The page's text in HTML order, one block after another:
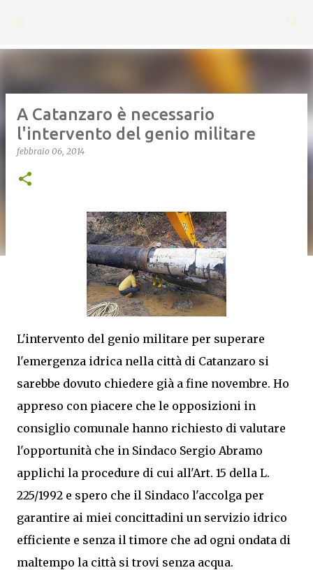
A Catanzaro è necessario
l'intervento del genio militare
febbraio 06, 2014
L'intervento del genio militare per superare
l'emergenza idrica nella città di Catanzaro si
sarebbe dovuto chiedere già a fine novembre. Ho
appreso con piacere che le opposizioni in
consiglio comunale hanno richiesto di valutare
l'opportunità che in Sindaco Sergio Abramo
applichi la procedure di cui all'Art. 15 della L.
225/1992 e spero che il Sindaco l'accolga per
garantire ai miei concittadini un servizio idrico
efficiente e senza il timore che ad ogni ondata di
maltempo la città si trovi senza acqua.